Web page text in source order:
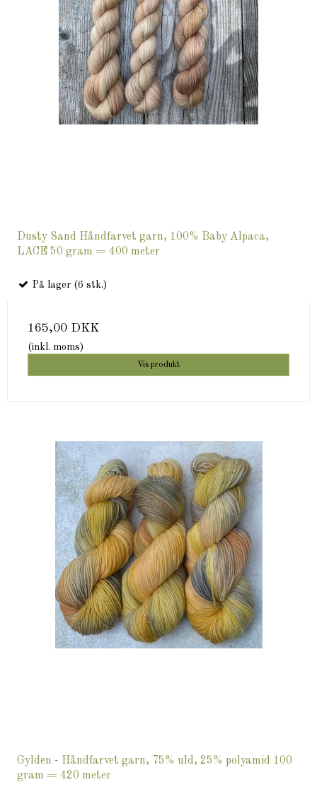
Dusty Sand Håndfarvet garn, 100% Baby Alpaca,
LACE 50 gram = 400 meter
På lager (6 stk.)
165,00 DKK
(inkl. moms)
Vis produkt
Gylden - Håndfarvet garn, 75% uld, 25% polyamid 100
gram = 420 meter